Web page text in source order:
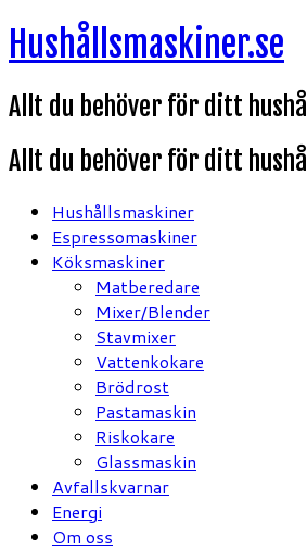
Hoppa
till
Hushållsmaskiner.se
Allt du behöver för ditt hushåll
Allt du behöver för ditt hushåll
Hushållsmaskiner
Espressomaskiner
Köksmaskiner
Matberedare
Mixer/Blender
Stavmixer
Vattenkokare
Brödrost
Pastamaskin
Riskokare
Glassmaskin
Avfallskvarnar
Energi
Om oss